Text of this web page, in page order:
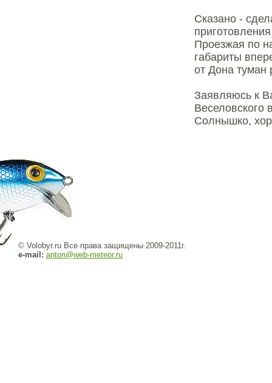
Сказано -
Проезжая по
габариты
от Дона туман
Заявляюсь к
Веселовского
Солнышко,
© Volobyr.ru Все права защищены 2009-2011г.
e-mail: anton@web-meteor.ru